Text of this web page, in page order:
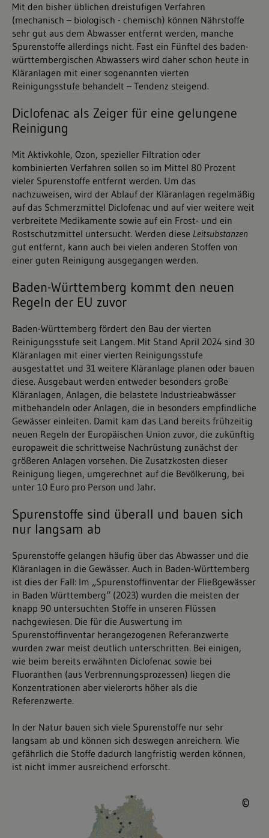
Mit den bisher üblichen dreistufigen Verfahren
(mechanisch – biologisch - chemisch) können Nährstoffe
sehr gut aus dem Abwasser entfernt werden, manche
Spurenstoffe allerdings nicht. Fast ein Fünftel des baden-
württembergischen Abwassers wird daher schon heute in
Kläranlagen mit einer sogenannten vierten
Reinigungsstufe behandelt – Tendenz steigend.
Diclofenac als Zeiger für eine gelungene
Reinigung
Mit Aktivkohle, Ozon, spezieller Filtration oder
kombinierten Verfahren sollen so im Mittel 80 Prozent
vieler Spurenstoffe entfernt werden. Um das
nachzuweisen, wird der Ablauf der Kläranlagen regelmäßig
auf das Schmerzmittel Diclofenac und auf vier weitere weit
verbreitete Medikamente sowie auf ein Frost- und ein
Rostschutzmittel untersucht. Werden diese Leitsubstanzen
gut entfernt, kann auch bei vielen anderen Stoffen von
einer guten Reinigung ausgegangen werden.
Baden-Württemberg kommt den neuen
Regeln der EU zuvor
Baden-Württemberg fördert den Bau der vierten
Reinigungsstufe seit Langem. Mit Stand April 2024 sind 30
Kläranlagen mit einer vierten Reinigungsstufe
ausgestattet und 31 weitere Kläranlage planen oder bauen
diese. Ausgebaut werden entweder besonders große
Kläranlagen, Anlagen, die belastete Industrieabwässer
mitbehandeln oder Anlagen, die in besonders empfindliche
Gewässer einleiten. Damit kam das Land bereits frühzeitig
neuen Regeln der Europäischen Union zuvor, die zukünftig
europaweit die schrittweise Nachrüstung zunächst der
größeren Anlagen vorsehen. Die Zusatzkosten dieser
Reinigung liegen, umgerechnet auf die Bevölkerung, bei
unter 10 Euro pro Person und Jahr.
Spurenstoffe sind überall und bauen sich
nur langsam ab
Spurenstoffe gelangen häufig über das Abwasser und die
Kläranlagen in die Gewässer. Auch in Baden-Württemberg
ist dies der Fall: Im „Spurenstoffinventar der Fließgewässer
in Baden Württemberg“ (2023) wurden die meisten der
knapp 90 untersuchten Stoffe in unseren Flüssen
nachgewiesen. Die für die Auswertung im
Spurenstoffinventar herangezogenen Referanzwerte
wurden zwar meist deutlich unterschritten. Bei einigen,
wie beim bereits erwähnten Diclofenac sowie bei
Fluoranthen (aus Verbrennungsprozessen) liegen die
Konzentrationen aber vielerorts höher als die
Referenzwerte.
In der Natur bauen sich viele Spurenstoffe nur sehr
langsam ab und können sich deswegen anreichern. Wie
gefährlich die Stoffe dadurch langfristig werden können,
ist nicht immer ausreichend erforscht.
©